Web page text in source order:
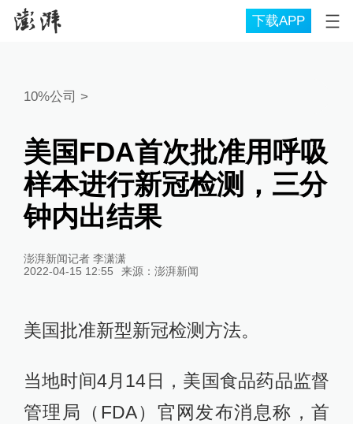
下载APP
10%公司 >
美国FDA首次批准用呼吸
样本进行新冠检测，三分
钟内出结果
澎湃新闻记者 李潇潇
2022-04-15 12:55
来源： 澎湃新闻
美国批准新型新冠检测方法。
当地时间4月14日，美国食品药品监督
管理局（FDA）官网发布消息称，首